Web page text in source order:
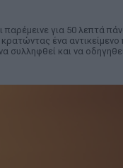
παρέμεινε για 50 λεπτά
ένα αντικείμενο
συλληφθεί και να